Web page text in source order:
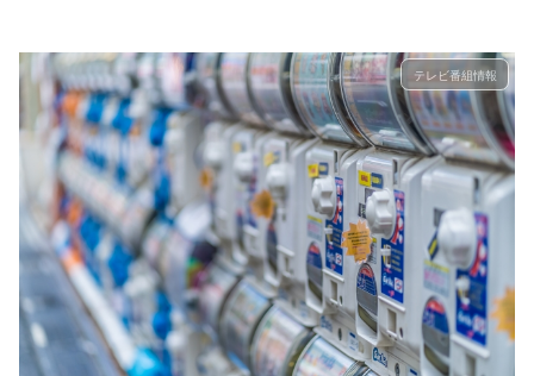
テレビ番組情報